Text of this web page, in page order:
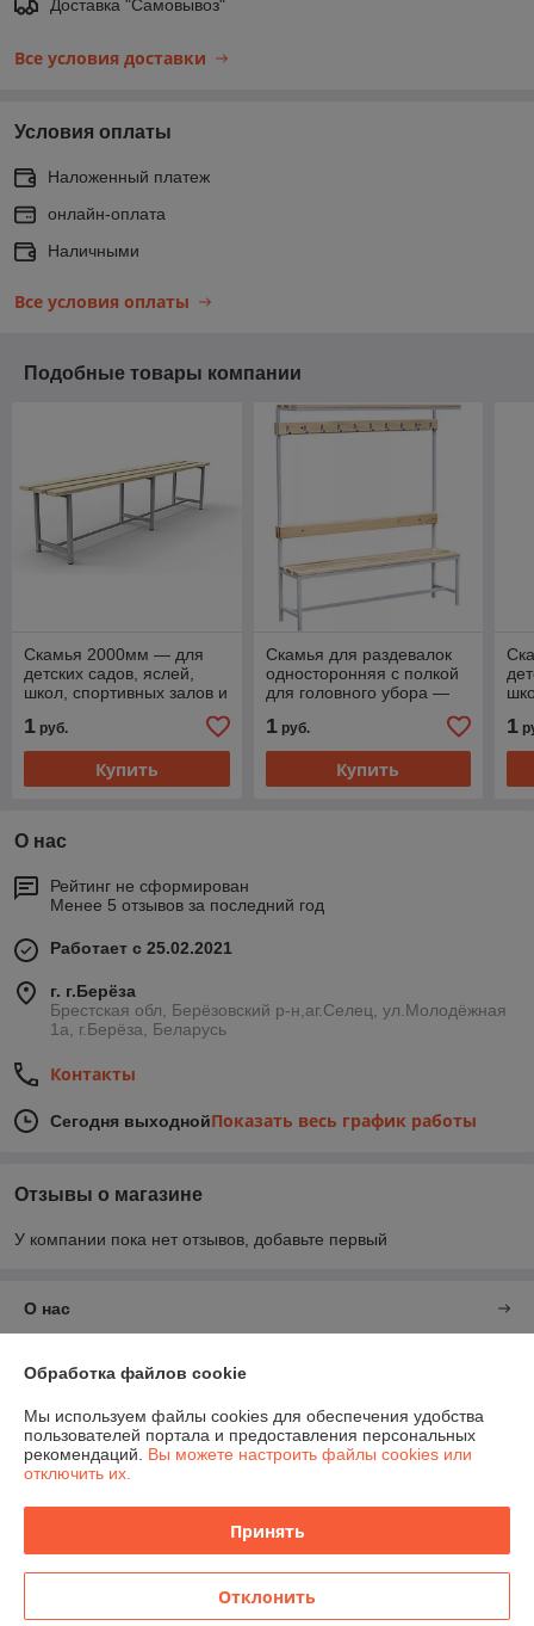
Доставка "Самовывоз"
Все условия доставки
Условия оплаты
Наложенный платеж
онлайн-оплата
Наличными
Все условия оплаты
Подобные товары компании
Скамья 2000мм — для
детских садов, яслей,
школ, спортивных залов и
1 руб.
Купить
Скамья для раздевалок
односторонняя с полкой
для головного убора —
для детских садов, школ,
спортивных залов
1руб.
Купить
1
О нас
Рейтинг не сформирован
Менее 5 отзывов за последний год
Работает с 25.02.2021
г. г.Берёза
Брестская обл, Берёзовский р-н,аг.Селец, ул.Молодёжная
1а, г.Берёза, Беларусь
Контакты
Сегодня выходнойПоказать весь график работы
Отзывы о магазине
У компании пока нет отзывов, добавьте первый
О нас
Контакты
Доставка и оплата
График работы
Политика обработки cookies
Обработка файлов cookie
Мы используем файлы cookies для обеспечения удобства
пользователей портала и предоставления персональных
рекомендаций. Вы можете настроить файлы cookies или
отключить их.
Принять
Отклонить